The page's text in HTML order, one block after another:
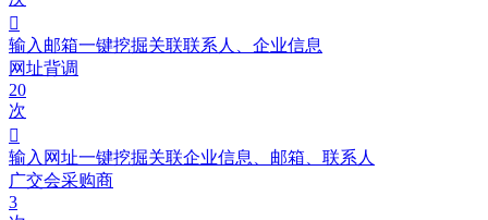

输入邮箱一键挖掘关联联系人、企业信息
网址背调
20
次

输入网址一键挖掘关联企业信息、邮箱、联系人
广交会采购商
3